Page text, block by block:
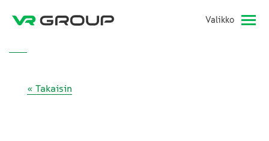
Valikko
« Takaisin